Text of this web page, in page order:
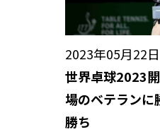
2023年05月22日
世界卓球2023
場のベテランに
勝ち